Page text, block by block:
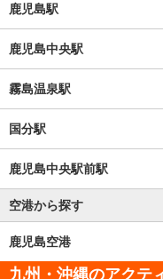
鹿児島駅
鹿児島中央駅
霧島温泉駅
国分駅
鹿児島中央駅前駅
空港から探す
鹿児島空港
九州・沖縄のアクテ